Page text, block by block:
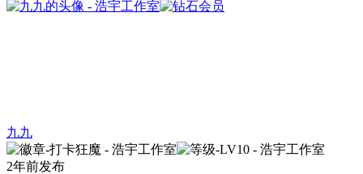
九九
2年前发布